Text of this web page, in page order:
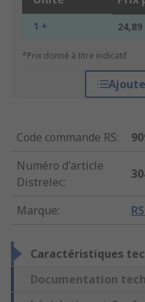
1 + 24,89
*Prix donné à titre indicatif
Code commande RS:
Numéro d'article
Distrelec:
Marque:
Caractéristiques
Documentation